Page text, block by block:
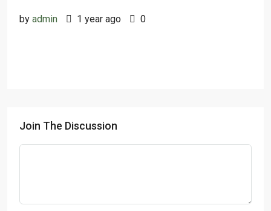
by admin 1 year ago 0
Join The Discussion